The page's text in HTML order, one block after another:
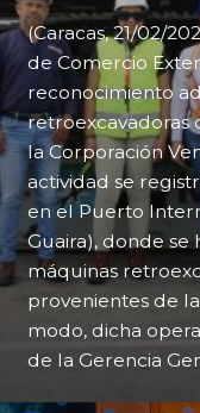
(Caracas, 21/02/
de Comercio
reconocimiento
retroexcavadoras
la Corporación
actividad se
en el Puerto
Guaira), donde
máquinas
provenientes de
modo, dicha
de la Gerencia